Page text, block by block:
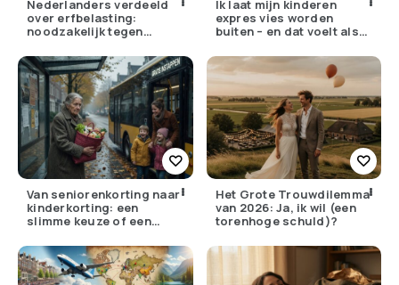
Nederlanders verdeeld
over erfbelasting:
noodzakelijk tegen
Ik laat mijn kinderen
expres vies worden
buiten – en dat voelt als
Van seniorenkorting naar
kinderkorting: een
slimme keuze of een
Het Grote Trouwdilemma
van 2026: Ja, ik wil (een
torenhoge schuld)?